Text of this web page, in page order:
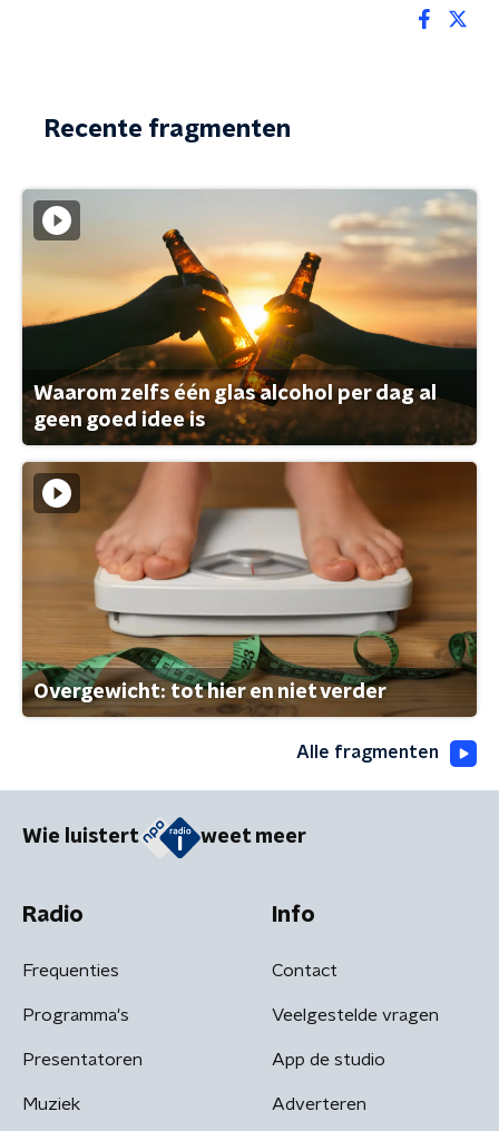
Recente fragmenten
Waarom zelfs één glas alcohol per dag al
geen goed idee is
Overgewicht: tot hier en niet verder
Alle fragmenten
Wie luistert weet meer
Radio
Frequenties
Programma's
Presentatoren
Muziek
Info
Contact
Veelgestelde vragen
App de studio
Adverteren